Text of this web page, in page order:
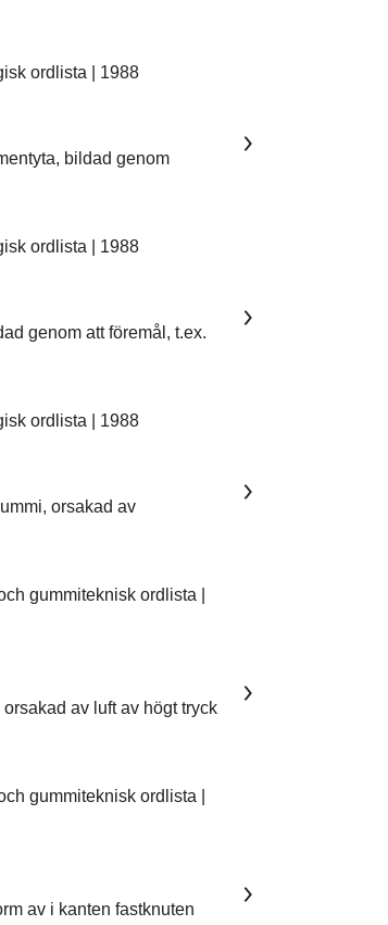
ordlista | 1988
bildad genom
ordlista | 1988
genom att föremål, t.ex.
ordlista | 1988
orsakad av
gummiteknisk ordlista |
av luft av högt tryck
gummiteknisk ordlista |
av i kanten fastknuten